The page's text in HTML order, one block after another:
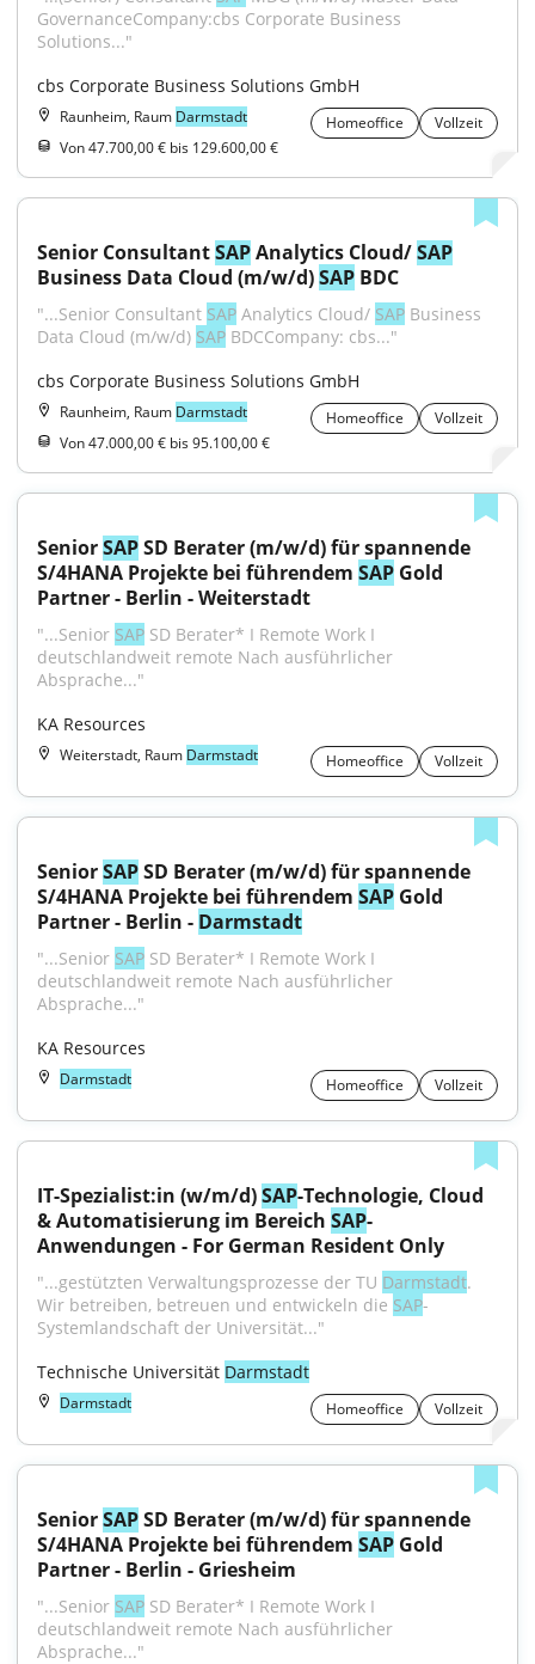
GovernanceCompany:cbs Corporate Business
Solutions..."
cbs Corporate Business Solutions GmbH
Raunheim, Raum Darmstadt Homeoffice
Vollzeit
Von 47.700,00 € bis 129.600,00 €
Senior Consultant SAP Analytics Cloud/ SAP
Business Data Cloud (m/w/d) SAP BDC
"...Senior Consultant SAP Analytics Cloud/ SAP Business
Data Cloud (m/w/d) SAP BDCCompany: cbs..."
cbs Corporate Business Solutions GmbH
Raunheim, Raum Darmstadt Homeoffice
Vollzeit
Von 47.000,00 € bis 95.100,00 €
Senior SAP SD Berater (m/w/d) für spannende
S/4HANA Projekte bei führendem SAP Gold
Partner - Berlin - Weiterstadt
"...Senior SAP SD Berater* I Remote Work I
deutschlandweit remote Nach ausführlicher
Absprache..."
KA Resources
Weiterstadt, Raum Darmstadt Homeoffice Vollzeit
Senior SAP SD Berater (m/w/d) für spannende
S/4HANA Projekte bei führendem SAP Gold
Partner - Berlin - Darmstadt
"...Senior SAP SD Berater* I Remote Work I
deutschlandweit remote Nach ausführlicher
Absprache..."
KA Resources
Darmstadt Homeoffice Vollzeit
IT-Spezialist:in (w/m/d) SAP-Technologie, Cloud
& Automatisierung im Bereich SAP-
Anwendungen - For German Resident Only
"...gestützten Verwaltungsprozesse der TU Darmstadt.
Wir betreiben, betreuen und entwickeln die SAP-
Systemlandschaft der Universität..."
Technische Universität Darmstadt
Darmstadt Homeoffice Vollzeit
Senior SAP SD Berater (m/w/d) für spannende
S/4HANA Projekte bei führendem SAP Gold
Partner - Berlin - Griesheim
"...Senior SAP SD Berater* I Remote Work I
deutschlandweit remote Nach ausführlicher
Absprache..."